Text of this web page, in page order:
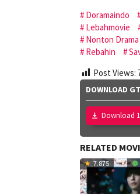
Doramaindo
Lebahmovie
Nonton
Rebahin
Post Views:
DOWNLOAD
Download
RELATED
7.875